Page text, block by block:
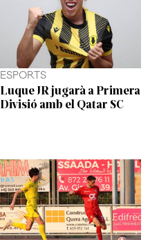
ESPORTS
Luque JR jugarà a Primera
Divisió amb el Qatar SC